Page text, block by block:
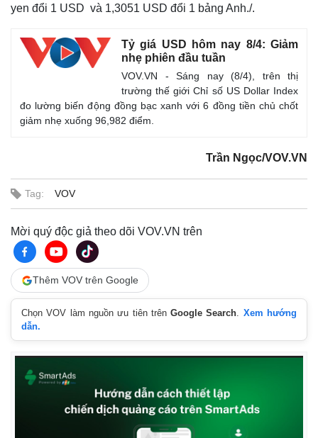
Thế giới
yen đổi 1 USD và 1,3051 USD đổi 1 bảng Anh./.
Tỷ giá USD hôm nay 8/4: Giảm
nhẹ phiên đầu tuần
VOV.VN - Sáng nay (8/4), trên thị
trường thế giới Chỉ số US Dollar Index
đo lường biến động đồng bạc xanh với 6 đồng tiền chủ chốt
giảm nhẹ xuống 96,982 điểm.
Trần Ngọc/VOV.VN
Tag: VOV
Mời quý độc giả theo dõi VOV.VN trên
Thêm VOV trên Google
Chọn VOV làm nguồn ưu tiên trênGoogle Search. Xem hướng
dẫn.